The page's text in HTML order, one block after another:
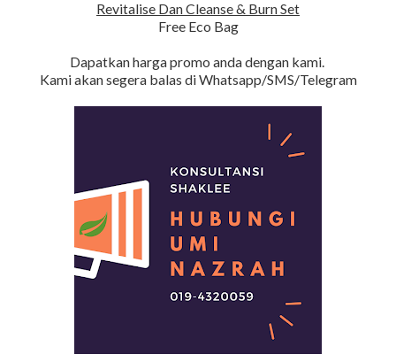
Revitalise Dan Cleanse & Burn Set
Free Eco Bag
Dapatkan harga promo anda dengan kami.
Kami akan segera balas di Whatsapp/SMS/Telegram